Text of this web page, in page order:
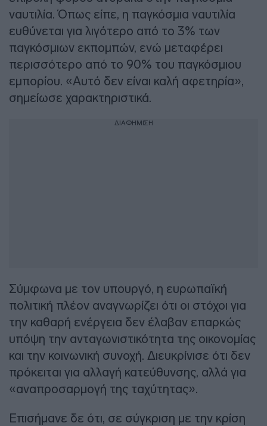
ναυτιλία. Όπως είπε, η παγκόσμια ναυτιλία
ευθύνεται για λιγότερο από το 3% των
παγκόσμιων εκπομπών, ενώ μεταφέρει
περισσότερο από το 90% του παγκόσμιου
εμπορίου. «Αυτό δεν είναι καλή αφετηρία»,
σημείωσε χαρακτηριστικά.
ΔΙΑΦΗΜΙΣΗ
Σύμφωνα με τον υπουργό, η ευρωπαϊκή
πολιτική πλέον αναγνωρίζει ότι οι στόχοι για
την καθαρή ενέργεια δεν έλαβαν επαρκώς
υπόψη την ανταγωνιστικότητα της οικονομίας
και την κοινωνική συνοχή. Διευκρίνισε ότι δεν
πρόκειται για αλλαγή κατεύθυνσης, αλλά για
«αναπροσαρμογή της ταχύτητας».
Επισήμανε δε ότι, σε σύγκριση με την κρίση